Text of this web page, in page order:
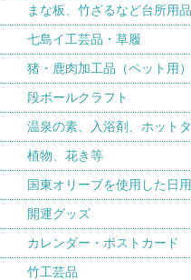
まな板、竹ざるなど台所用品
七島イ工芸品・草履
猪・鹿肉加工品（ペット用）
段ボールクラフト
温泉の素、入浴剤、ホット
植物、花き等
国東オリーブを使用した日
開運グッズ
カレンダー・ポストカード
竹工芸品